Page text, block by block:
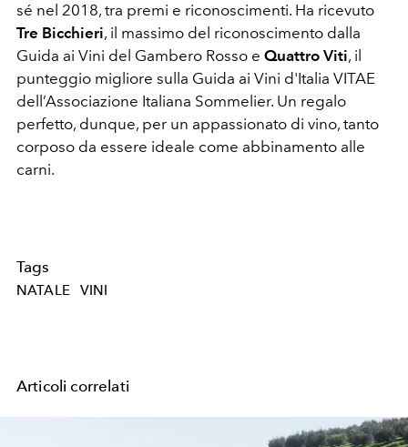
sé nel 2018, tra premi e riconoscimenti. Ha ricevuto
Tre Bicchieri, il massimo del riconoscimento dalla
Guida ai Vini del Gambero Rosso e Quattro Viti, il
punteggio migliore sulla Guida ai Vini d'Italia VITAE
dell’Associazione Italiana Sommelier. Un regalo
perfetto, dunque, per un appassionato di vino, tanto
corposo da essere ideale come abbinamento alle
carni.
Tags
NATALE VINI
Articoli correlati